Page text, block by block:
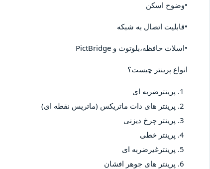
•وضوح اسکن
•قابلیت اتصال به شبکه
•اسلات حافظه،بلوتوث و PictBridge
انواع پرینتر چیست؟
پرینترضربه ای
پرینتر های دات ماتریکس (ماتریس نقطه ای)
پرینتر چرخ دیزنی
پرینتر خطی
پرینترغیرضربه ای
پرینتر های جوهر افشان